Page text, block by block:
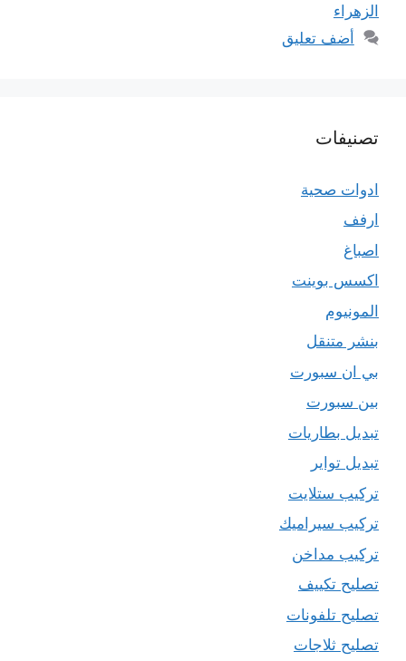
الزهراء
أضف تعليق
تصنيفات
ادوات صحية
ارفف
اصباغ
اكسس بوينت
المونيوم
بنشر متنقل
بي ان سبورت
بين سبورت
تبديل بطاريات
تبديل تواير
تركيب ستلايت
تركيب سيراميك
تركيب مداخن
تصليح تكييف
تصليح تلفونات
تصليح ثلاجات